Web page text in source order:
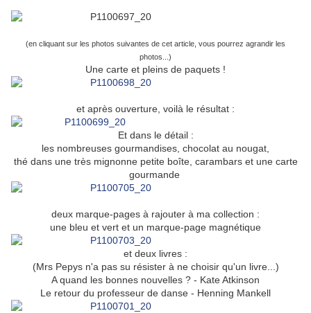
(en cliquant sur les photos suivantes de cet article, vous pourrez agrandir les
photos...)
Une carte et pleins de paquets !
et après ouverture, voilà le résultat :
Et dans le détail :
les nombreuses gourmandises, chocolat au nougat,
thé dans une très mignonne petite boîte, carambars et une carte
gourmande
deux marque-pages à rajouter à ma collection :
une bleu et vert et un marque-page magnétique
et deux livres :
(Mrs Pepys n'a pas su résister à ne choisir qu'un livre...)
A quand les bonnes nouvelles ? - Kate Atkinson
Le retour du professeur de danse - Henning Mankell